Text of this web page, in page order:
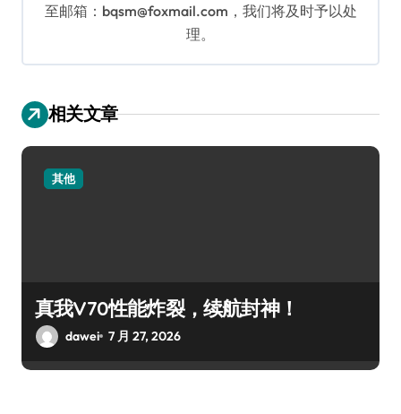
至邮箱：bqsm@foxmail.com，我们将及时予以处
理。
相关文章
其他
真我V70性能炸裂，续航封神！
dawei 7 月 27, 2026